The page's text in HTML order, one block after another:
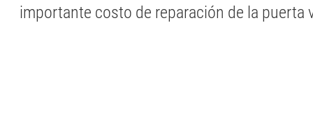
importante costo de reparación de la puerta